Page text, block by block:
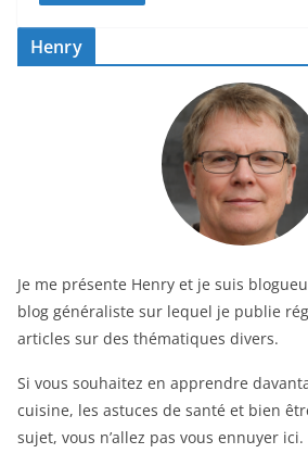
Henry
Je me présente Henry et je suis
blog généraliste sur lequel je publie
articles sur des thématiques divers.
Si vous souhaitez en apprendre
cuisine, les astuces de santé et bien
sujet, vous n’allez pas vous ennuyer ici.